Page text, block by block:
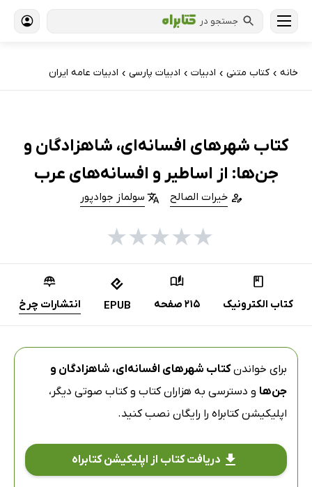
جستجو در
خانه › کتاب‌ متنی › ادبیات › ادبیات پارسی › ادبیات عامه ایران
کتاب شهرهای افسانه‌ای، شاهزادگان و
جن‌ها: از اساطیر و افسانه‌های عرب
خیرات الصالح سولماز جوادپور
★
★
★
★
★
کتاب الکترونیک 215 صفحه EPUB انتشارات چرخ
برای خواندنکتاب شهرهای افسانه‌ای، شاهزادگان و
جن‌ها و دسترسی به هزاران کتاب و کتاب صوتی دیگر،
اپلیکیشن کتابراه را رایگان نصب کنید.
دریافت کتاب از اپلیکیشن کتابراه